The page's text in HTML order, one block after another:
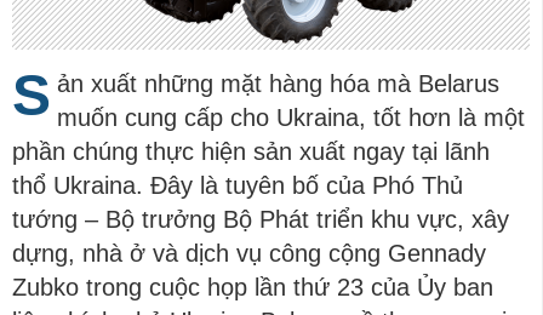
S ản xuất những mặt hàng hóa mà Belarus
muốn cung cấp cho Ukraina, tốt hơn là một
phần chúng thực hiện sản xuất ngay tại lãnh
thổ Ukraina. Đây là tuyên bố của Phó Thủ
tướng – Bộ trưởng Bộ Phát triển khu vực, xây
dựng, nhà ở và dịch vụ công cộng Gennady
Zubko trong cuộc họp lần thứ 23 của Ủy ban